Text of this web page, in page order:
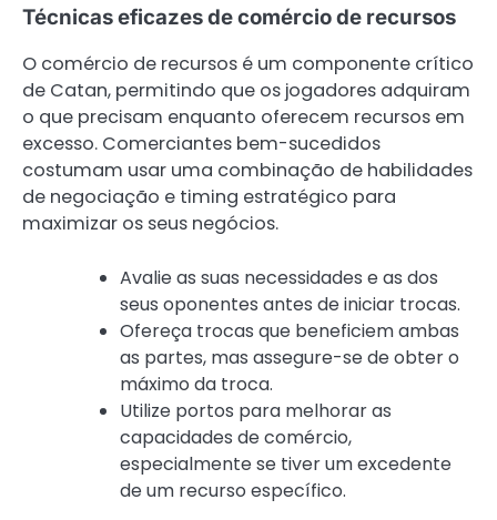
Técnicas eficazes de comércio de recursos
O comércio de recursos é um componente crítico
de Catan, permitindo que os jogadores adquiram
o que precisam enquanto oferecem recursos em
excesso. Comerciantes bem-sucedidos
costumam usar uma combinação de habilidades
de negociação e timing estratégico para
maximizar os seus negócios.
Avalie as suas necessidades e as dos
seus oponentes antes de iniciar trocas.
Ofereça trocas que beneficiem ambas
as partes, mas assegure-se de obter o
máximo da troca.
Utilize portos para melhorar as
capacidades de comércio,
especialmente se tiver um excedente
de um recurso específico.